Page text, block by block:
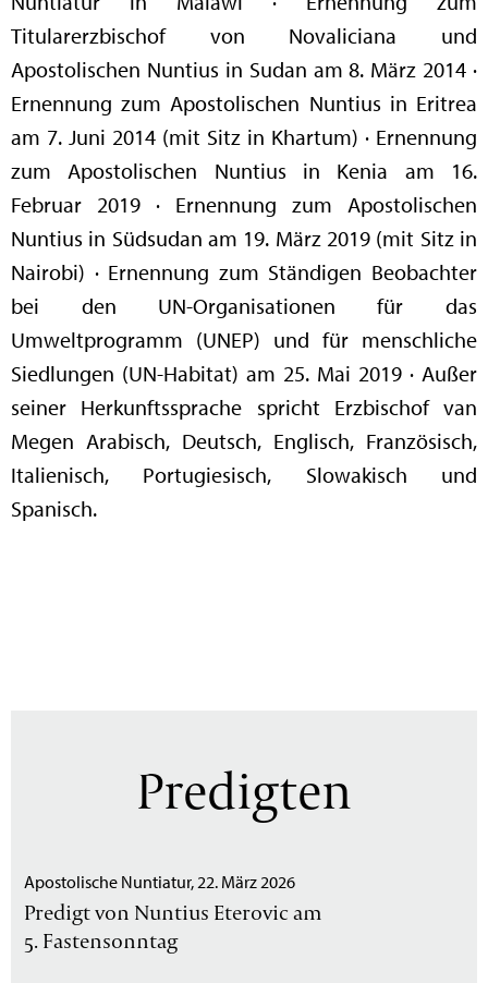
Titularerzbischof von Novaliciana und
Apostolischen Nuntius in Sudan am 8. März 2014 ·
Ernennung zum Apostolischen Nuntius in Eritrea
am 7. Juni 2014 (mit Sitz in Khartum) · Ernennung
zum Apostolischen Nuntius in Kenia am 16.
Februar 2019 · Ernennung zum Apostolischen
Nuntius in Südsudan am 19. März 2019 (mit Sitz in
Nairobi) · Ernennung zum Ständigen Beobachter
bei den UN-Organisationen für das
Umweltprogramm (UNEP) und für menschliche
Siedlungen (UN-Habitat) am 25. Mai 2019 · Außer
seiner Herkunftssprache spricht Erzbischof van
Megen Arabisch, Deutsch, Englisch, Französisch,
Italienisch, Portugiesisch, Slowakisch und
Spanisch.
Predigten
Apostolische Nuntiatur, 22. März 2026
Predigt von Nuntius Eterovic am
5. Fastensonntag